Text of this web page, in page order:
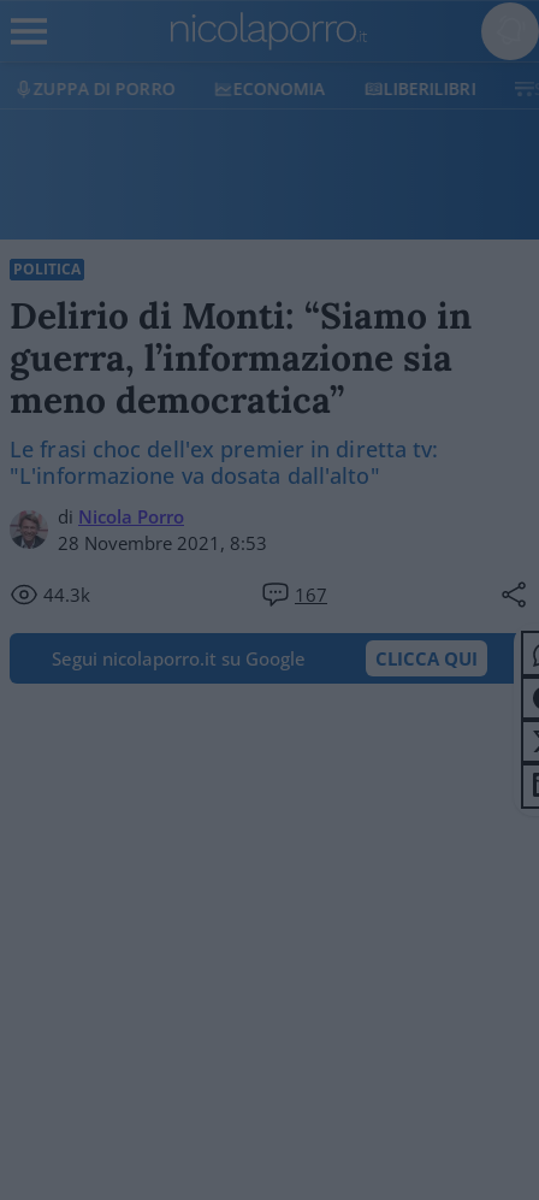
ECONOMIA LIBERILIBRI SHOP SOSTIENICI
POLITICA
Delirio di Monti: “Siamo in
guerra, l’informazione sia
meno democratica”
Le frasi choc dell'ex premier in diretta tv:
"L'informazione va dosata dall'alto"
di Nicola Porro
28 Novembre 2021, 8:53
44.3k 167
Segui nicolaporro.it su Google CLICCA QUI